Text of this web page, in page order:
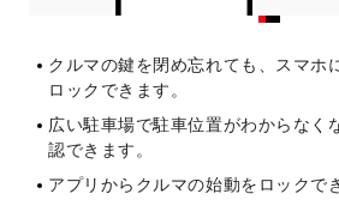
クルマの鍵を閉め忘れても、スマホ
ロックできます。
広い駐車場で駐車位置がわからなく
認できます。
アプリからクルマの始動をロックで